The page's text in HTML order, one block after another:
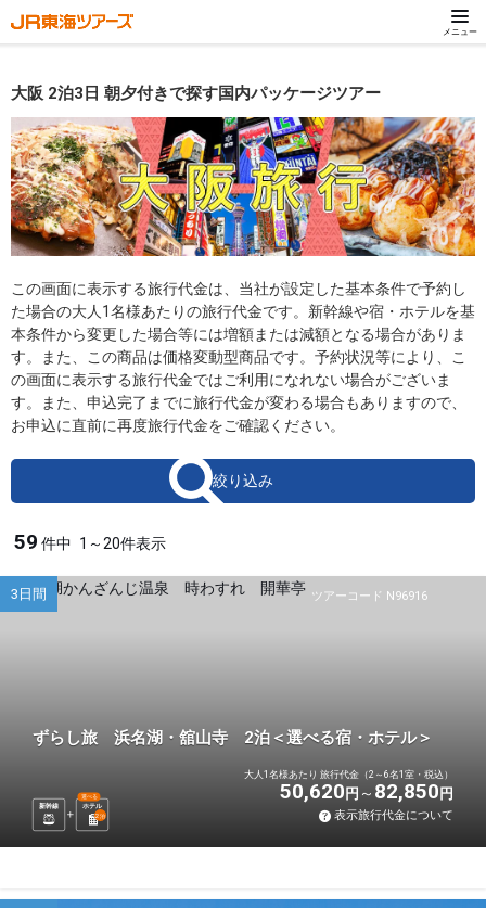
メニュー
大阪 2泊3日 朝夕付きで探す国内パッケージツアー
この画面に表示する旅行代金は、当社が設定した基本条件で予約し
た場合の大人1名様あたりの旅行代金です。新幹線や宿・ホテルを基
本条件から変更した場合等には増額または減額となる場合がありま
す。また、この商品は価格変動型商品です。予約状況等により、こ
の画面に表示する旅行代金ではご利用になれない場合がございま
す。また、申込完了までに旅行代金が変わる場合もありますので、
お申込に直前に再度旅行代金をご確認ください。
絞り込み
59 件中 1～20件表示
ツアーコード N96916
3日間
ずらし旅 浜名湖・舘山寺 2泊＜選べる宿・ホテル＞
新幹線 ホテル
選べる
2泊
大人1名様あたり 旅行代金（2～6名1室・税込）
50,620 円 82,850 円
表示旅行代金について